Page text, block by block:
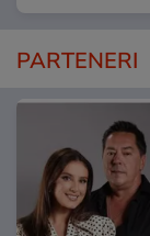
PARTENERI